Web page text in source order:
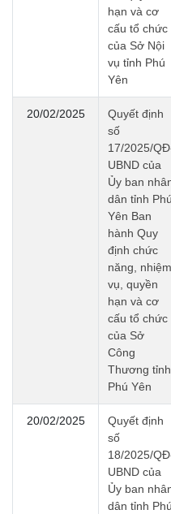
hạn và cơ
cấu tổ chức
của Sở Nội
vụ tỉnh Phú
Yên
20/02/2025
Quyết định
số
17/2025/
UBND của
Ủy ban
dân tỉnh Phú
Yên Ban
hành Quy
định chức
năng, nhiệm
vụ, quyền
hạn và cơ
cấu tổ chức
của Sở
Công
Thương tỉnh
Phú Yên
20/02/2025
Quyết định
số
18/2025/
UBND của
Ủy ban
dân tỉnh Phú